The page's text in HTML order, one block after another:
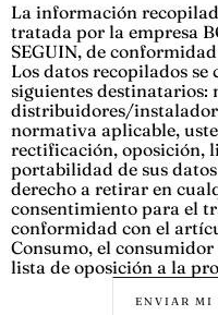
La información
tratada por la empresa
SEGUIN, de
Los datos recopilados
siguientes destinatarios:
distribuidores/
normativa aplicable,
rectificación, oposición,
portabilidad de sus
derecho a retirar en
consentimiento para el
conformidad con el
Consumo, el
lista de oposición a la
ENVIAR MI